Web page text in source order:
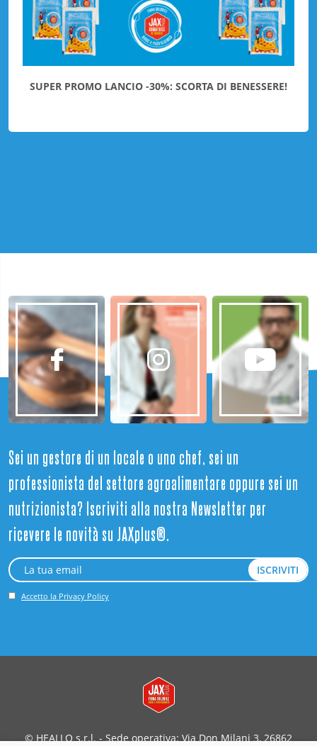
SUPER PROMO LANCIO -30%: SCORTA DI BENESSERE!
Sei un gestore di un locale o uno chef, sei un
professionista del settore agroalimentare oppure sei un
nutrizionista? Iscriviti alla nostra Newsletter per
ricevere le novità su JAXplus®.
Accetto la Privacy Policy
© HEALLO s.r.l. - Sede operativa: Via Don Milani 3, 26862